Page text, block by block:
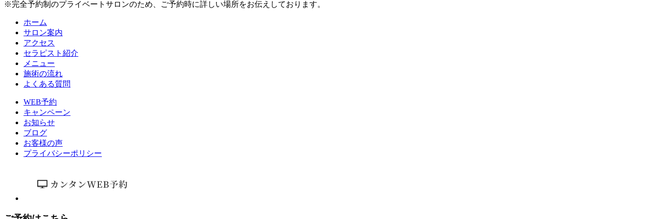
※完全予約制のプライベートサロンのため、ご予約時に詳しい場所をお伝えしております。
ホーム
サロン案内
アクセス
セラピスト紹介
メニュー
施術の流れ
よくある質問
WEB予約
キャンペーン
お知らせ
ブログ
お客様の声
プライバシーポリシー